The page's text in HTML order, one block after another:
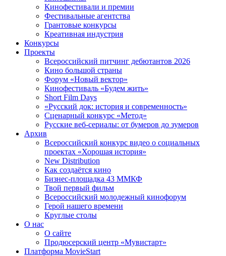
Кинофестивали и премии
Фестивальные агентства
Грантовые конкурсы
Креативная индустрия
Конкурсы
Проекты
Всероссийский питчинг дебютантов 2026
Кино большой страны
Форум «Новый вектор»
Кинофестиваль «Будем жить»
Short Film Days
«Русский док: история и современность»
Сценарный конкурс «Метод»
Русские веб-сериалы: от бумеров до зумеров
Архив
Всероссийский конкурс видео о социальных
проектах «Хорошая история»
New Distribution
Как создаётся кино
Бизнес-площадка 43 ММКФ
Твой первый фильм
Всероссийский молодежный кинофорум
Герой нашего времени
Круглые столы
О нас
О сайте
Продюсерский центр «Мувистарт»
Платформа MovieStart